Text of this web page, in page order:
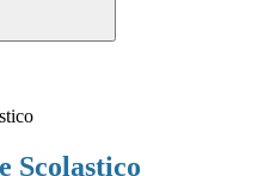
Scolastico